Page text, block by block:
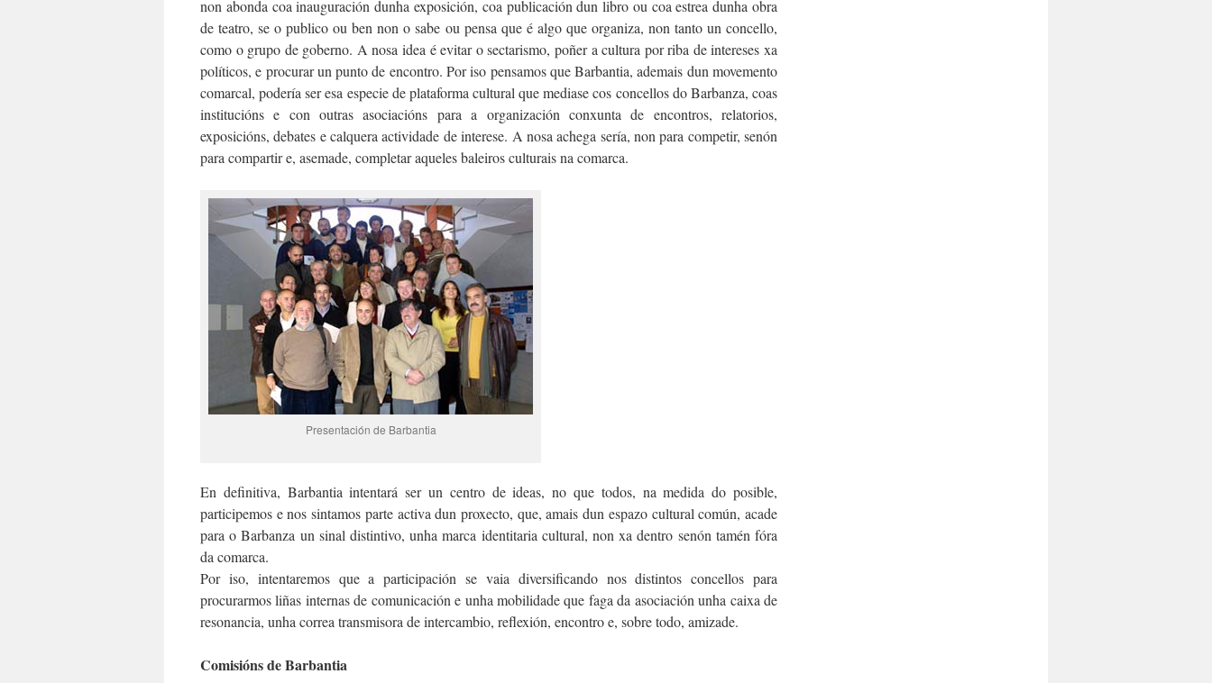
non abonda coa inauguración dunha exposición, coa publicación dun libro ou coa estrea dunha obra
de teatro, se o publico ou ben non o sabe ou pensa que é algo que organiza, non tanto un concello,
como o grupo de goberno. A nosa idea é evitar o sectarismo, poñer a cultura por riba de intereses xa
políticos, e procurar un punto de encontro. Por iso pensamos que Barbantia, ademais dun movemento
comarcal, podería ser esa especie de plataforma cultural que mediase cos concellos do Barbanza, coas
institucións e con outras asociacións para a organización conxunta de encontros, relatorios,
exposicións, debates e calquera actividade de interese. A nosa achega serí­a, non para competir, senón
para compartir e, asemade, completar aqueles baleiros culturais na comarca.
Presentación de Barbantia
En definitiva, Barbantia intentará ser un centro de ideas, no que todos, na medida do posible,
participemos e nos sintamos parte activa dun proxecto, que, amais dun espazo cultural común, acade
para o Barbanza un sinal distintivo, unha marca identitaria cultural, non xa dentro senón tamén fóra
da comarca.
Por iso, intentaremos que a participación se vaia diversificando nos distintos concellos para
procurarmos liñas internas de comunicación e unha mobilidade que faga da asociación unha caixa de
resonancia, unha correa transmisora de intercambio, reflexión, encontro e, sobre todo, amizade.
Comisións de Barbantia